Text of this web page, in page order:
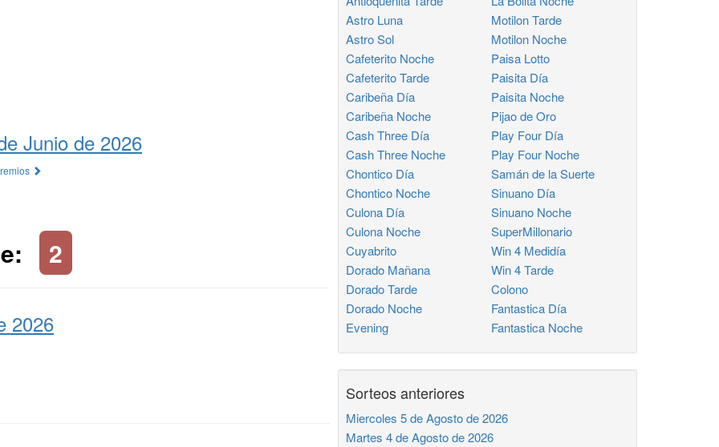
Junio de 2026
2
2026
Astro Luna
Astro Sol
Cafeterito Noche
Cafeterito Tarde
Caribeña Día
Caribeña Noche
Cash Three Día
Cash Three Noche
Chontico Día
Chontico Noche
Culona Día
Culona Noche
Cuyabrito
Dorado Mañana
Dorado Tarde
Dorado Noche
Evening
Motilon Tarde
Motilon Noche
Paisa Lotto
Paisita Día
Paisita Noche
Pijao de Oro
Play Four Día
Play Four Noche
Samán de la Suerte
Sinuano Día
Sinuano Noche
SuperMillonario
Win 4 Medidía
Win 4 Tarde
Colono
Fantastica Día
Fantastica Noche
Sorteos anteriores
Miercoles 5 de Agosto de 2026
Martes 4 de Agosto de 2026